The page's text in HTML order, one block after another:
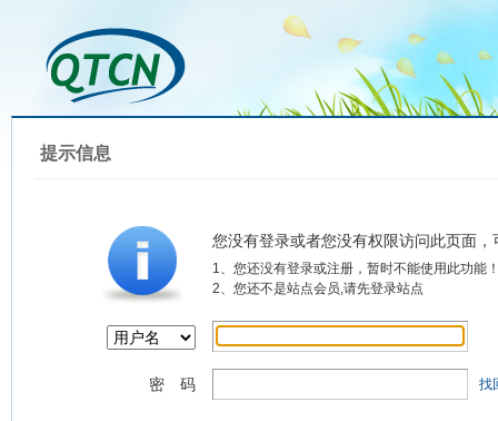
提示信息
您没有登录或者您没有权限访问此页面
1、您还没有登录或注册，暂时不能使用此功能
2、您还不是站点会员,请先登录站点
密 码 找